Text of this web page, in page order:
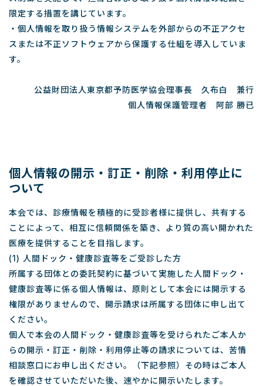
限定する措置を講じています。
・個人情報を取り扱う情報システムを外部からの不正アクセ
スまたは不正ソフトウェアから保護する仕組を導入していま
す。
公益財団法人東京都予防医学協会理事長 久布白 兼行
個人情報保護管理者 阿部 勝已
個人情報の開示・訂正・削除・利用停止に
ついて
本会では、診療情報を積極的に受診者様に提供し、共有する
ことによって、相互に信頼関係を築き、より質の高い開かれた
医療を提供することを目指します。
(1) 人間ドック・健康診査等をご受診した方
所属する団体との委託契約に基づいて実施した人間ドック・
健康診査等に係る個人情報は、原則として本会には開示する
権限がありませんので、開示請求は所属する団体に申し出て
ください。
個人で本会の人間ドック・健康診査等を受けられたご本人か
らの開示・訂正・削除・利用停止等の請求については、苦情
相談窓口にお申し出ください。（下記参照）その時はご本人
を確認させていただいた後、速やかに開示いたします。